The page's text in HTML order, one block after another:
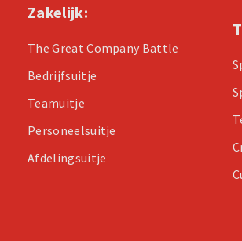
Zakelijk:
The Great Company Battle
Bedrijfsuitje
Teamuitje
Personeelsuitje
Afdelingsuitje